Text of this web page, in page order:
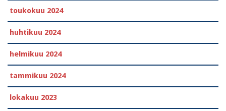
toukokuu 2024
huhtikuu 2024
helmikuu 2024
tammikuu 2024
lokakuu 2023